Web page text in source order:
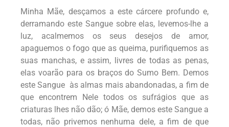
Minha Mãe, desçamos a este cárcere profundo e,
derramando este Sangue sobre elas, levemos-lhe a
luz, acalmemos os seus desejos de amor,
apaguemos o fogo que as queima, purifiquemos as
suas manchas, e assim, livres de todas as penas,
elas voarão para os braços do Sumo Bem. Demos
este Sangue às almas mais abandonadas, a fim de
que encontrem Nele todos os sufrágios que as
criaturas lhes não dão; ó Mãe, demos este Sangue a
todas, não privemos nenhuma dele, a fim de que